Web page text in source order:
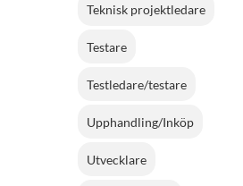
Teknisk projektledare
Testare
Testledare/testare
Upphandling/Inköp
Utvecklare